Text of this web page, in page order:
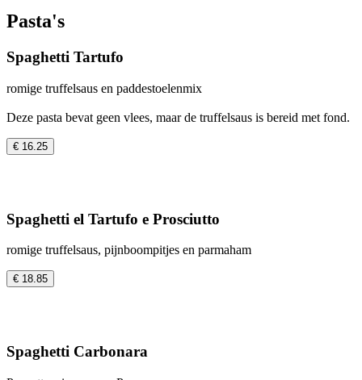
Pasta's
Spaghetti Tartufo
romige truffelsaus en paddestoelenmix
Deze pasta bevat geen vlees, maar de truffelsaus is bereid met fond.
€ 16.25
Spaghetti el Tartufo e Prosciutto
romige truffelsaus, pijnboompitjes en parmaham
€ 18.85
Spaghetti Carbonara